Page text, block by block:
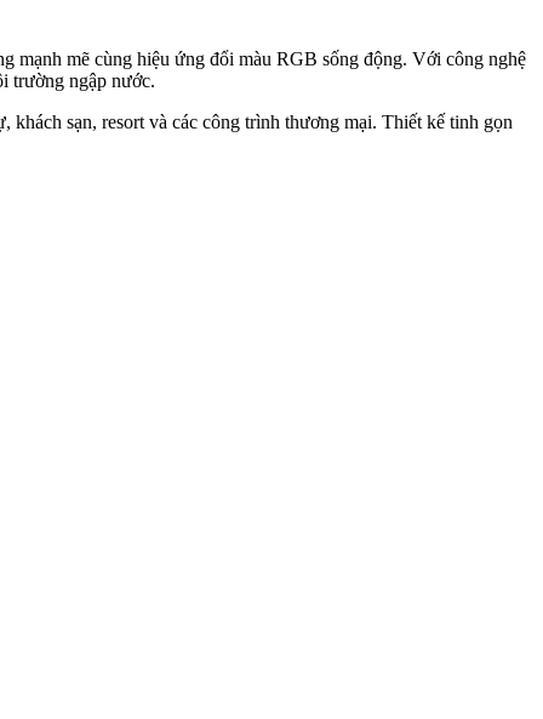
mạnh mẽ cùng hiệu ứng đổi màu RGB sống động. Với công nghệ
trường ngập nước.
sạn, resort và các công trình thương mại. Thiết kế tinh gọn